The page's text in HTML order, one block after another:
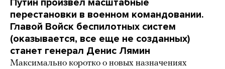
Путин произвел масштабные
перестановки в военном командовании.
Главой Войск беспилотных систем
(оказывается, все еще не созданных)
станет генерал Денис Лямин
Максимально коротко о новых назначениях